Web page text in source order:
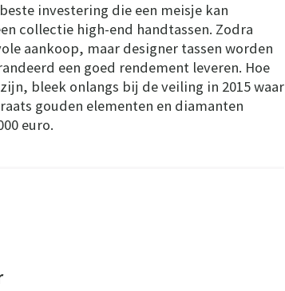
investering die een meisje kan
collectie high-end handtassen. Zodra
aankoop, maar designer tassen worden
een goed rendement leveren. Hoe
bleek onlangs bij de veiling in 2015 waar
gouden elementen en diamanten
euro.